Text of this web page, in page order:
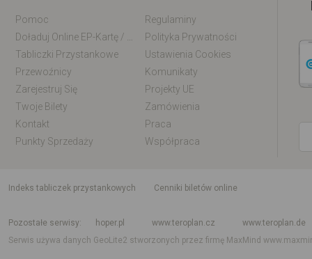
Pomoc
Regulaminy
Polityka Prywatności
Tabliczki Przystankowe
Ustawienia Cookies
Przewoźnicy
Komunikaty
Zarejestruj Się
Projekty UE
Twoje Bilety
Zamówienia
Kontakt
Praca
Punkty Sprzedaży
Współpraca
indeks tabliczek przystankowych
Cenniki biletów online
Pozostałe serwisy
hoper.pl www.teroplan.cz
www.teroplan.de
Serwis używa danych GeoLite2 stworzonych przez firmę MaxMind